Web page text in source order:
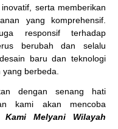
serta memberikan
yang komprehensif.
responsif terhadap
berubah dan selalu
baru dan teknologi
berbeda.
dengan senang hati
kami akan mencoba
Kami Melyani Wilayah